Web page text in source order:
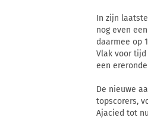
In zijn
nog even
daarmee op
Vlak voor
een
De nieuwe
topscorers,
Ajacied tot